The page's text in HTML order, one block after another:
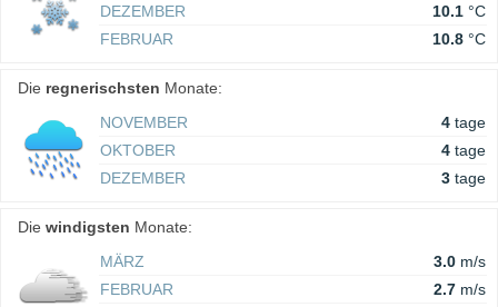
DEZEMBER
10.1 °C
FEBRUAR
10.8 °C
Die regnerischsten Monate:
NOVEMBER
4 tage
OKTOBER
4 tage
DEZEMBER
3 tage
Die windigsten Monate:
MÄRZ
3.0 m/s
FEBRUAR
2.7 m/s